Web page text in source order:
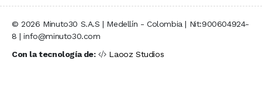
© 2026 Minuto30 S.A.S | Medellín - Colombia | Nit:900604924-
8 | info@minuto30.com
Con la tecnología de:
Laooz Studios